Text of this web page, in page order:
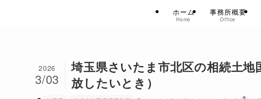
ホーム
Home
事務所概要
Office
埼玉県さいたま市北区の相続土
放したいとき）
2026
3/03